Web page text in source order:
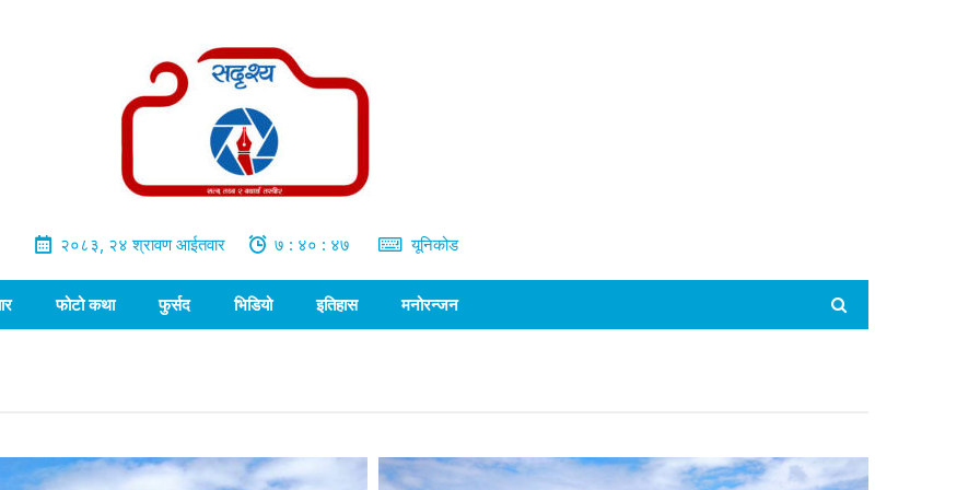
२०८३, २४ श्रावण आईतवार ७ : ४० : ४८ यूनिकोड
फोटो कथा फुर्सद भिडियो इतिहास मनोरन्जन